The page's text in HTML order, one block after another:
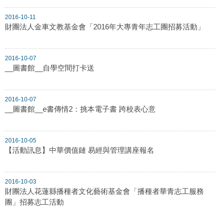
2016-10-11
財團法人金車文教基金會「2016年大專青年志工團招募活動」
2016-10-07
__圖書館__自學空間打卡送
2016-10-07
__圖書館__e書傳情2：挑本電子書 跨校表心意
2016-10-05
【活動訊息】中華價值鏈 易經與管理講座報名
2016-10-03
財團法人花蓮縣播種者文化藝術基金會「播種者華青志工服務
團」招募志工活動